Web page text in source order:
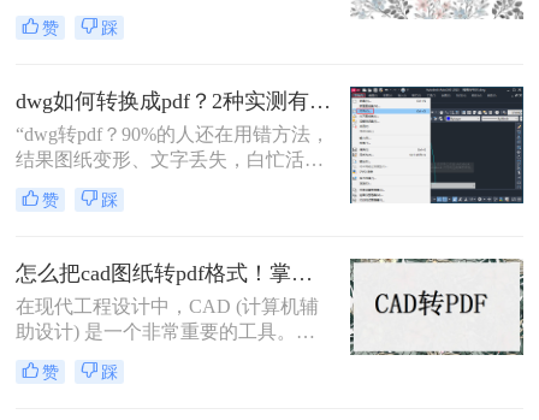
备技能。那么cad怎么导出pdf格式
呢？
经常需要转换为PDF（Portable
Document Format）格式以便于共享、
pdf呢？本文将介绍三种将CAD文件
转换为PDF的高效方法。
赞 踩
dwg如何转换成pdf？2种实测有效技巧，精准无损告别格式混乱！
“dwg转pdf？90%的人还在用错方法，
结果图纸变形、文字丢失，白忙活一
整天！”在IT、设计与工程领域，dwg
文件转pdf是职场日常刚需。但你是否
糊、甚至关键标注消失？根据行业调
研，超70%的办公人群因转换工具不
靠谱，每天浪费15分钟以上处理格式
问题。
赞 踩
怎么把cad图纸转pdf格式！掌握这3种方法就可以
在现代工程设计中，CAD (计算机辅
助设计) 是一个非常重要的工具。
CAD软件允许工程师们创建准确且详
细的图纸，以便进行设计和分析。然
赞 踩